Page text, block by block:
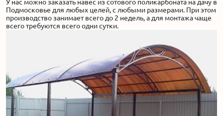
Выставка
Вопросы
Гарантии
У нас можно заказать навес из сотового поликарбоната на дачу в
Подмосковье для любых целей, с любыми размерами. При этом
производство занимает всего до 2 недель, а для монтажа чаще
всего требуются всего одни сутки.